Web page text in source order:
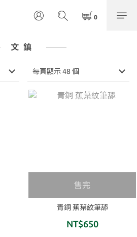
文鎮
每頁顯示 48 個
售完
青銅 蕉葉紋筆舔
NT$650